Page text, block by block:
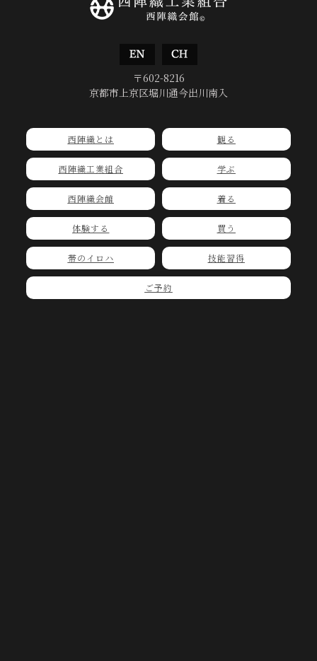
〒602-8216
京都市上京区堀川通今出川南入
西陣織とは 観る
西陣織工業組合 学ぶ
西陣織会館 着る
体験する 買う
帯のイロハ 技能習得
ご予約